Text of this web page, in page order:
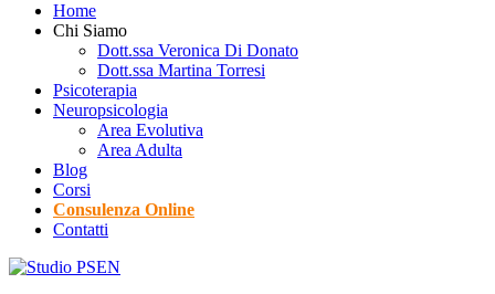
Home
Chi Siamo
Dott.ssa Veronica Di Donato
Dott.ssa Martina Torresi
Psicoterapia
Neuropsicologia
Area Evolutiva
Area Adulta
Blog
Corsi
Consulenza Online
Contatti